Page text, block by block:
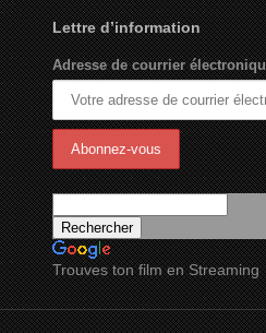
Lettre d’information
Adresse de courrier
Trouves ton film en Streaming